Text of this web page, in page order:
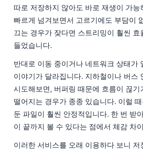
따로 저장하지 않아도 바로 재생이 가능
빠르게 넘겨보면서 고르기에도 부담이
끄는 경우가 잦다면 스트리밍이 훨씬 효
들었습니다.
반대로 이동 중이거나 네트워크 상태가
이야기가 달라집니다. 지하철이나 버스
시도해보면, 버퍼링 때문에 흐름이 끊기
떨어지는 경우가 종종 있습니다. 이럴
둔 파일이 훨씬 안정적입니다. 한 번 받
이 끝까지 볼 수 있다는 점에서 체감 차
이러한 서비스를 오래 이용하다 보니 저